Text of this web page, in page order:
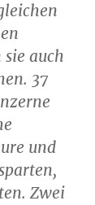
auch
37
und
Zwei